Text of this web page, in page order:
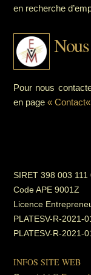
en recherche
Pour nous
en page « Contact«
SIRET 398 003 111
Code APE 9001Z
Licence
PLATESV-R-2021-
PLATESV-R-2021-
INFOS SITE WEB